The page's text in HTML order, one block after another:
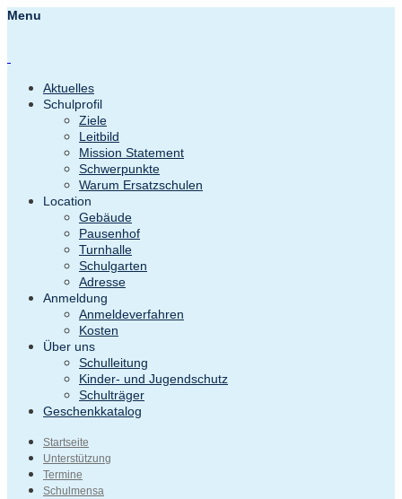
Menu
Aktuelles
Schulprofil
Ziele
Leitbild
Mission Statement
Schwerpunkte
Warum Ersatzschulen
Location
Gebäude
Pausenhof
Turnhalle
Schulgarten
Adresse
Anmeldung
Anmeldeverfahren
Kosten
Über uns
Schulleitung
Kinder- und Jugendschutz
Schulträger
Geschenkkatalog
Startseite
Unterstützung
Termine
Schulmensa